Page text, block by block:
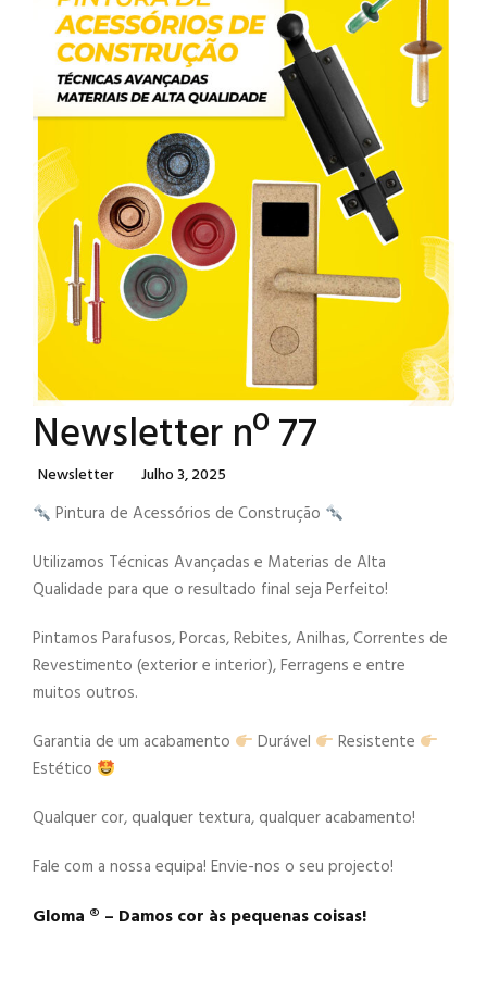
Newsletter nº 77
Categories
Newsletter Posted
On
Julho 3, 2025
Pintura de Acessórios de Construção
Utilizamos Técnicas Avançadas e Materias de Alta
Qualidade para que o resultado final seja Perfeito!
Pintamos Parafusos, Porcas, Rebites, Anilhas, Correntes de
Revestimento (exterior e interior), Ferragens e entre
muitos outros.
Garantia de um acabamento Durável
Resistente
Estético
Qualquer cor, qualquer textura, qualquer acabamento!
Fale com a nossa equipa! Envie-nos o seu projecto!
Gloma ®️ – Damos cor às pequenas coisas!